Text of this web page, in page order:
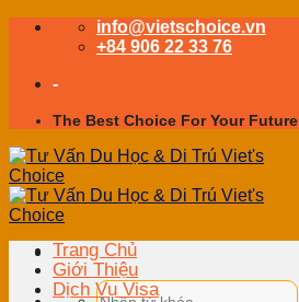
Skip
info@vietschoice.vn
+84 906 22 33 76
-
The Best Choice For Your Future
Trang Chủ
Giới Thiệu
Dịch Vụ Visa